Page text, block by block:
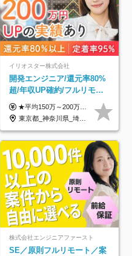
イリオスター株式会社
開発エンジニア/還元率80%
超/年収UP確約/フルリモ
OK/年休130日/平均残業7h/
約2万件の案件から選択
★平均150万～200万円年収UPを実現！ ★前職給与を100％保証！ ★案件内容の開示・明確な評価体制あり ⇒クライアント評価で即昇給を実現したケースも◎ ★年12回（毎月昇給チャンスあり） ■月給35万円～103万円 ※経験・能力・前職給与を考慮し、決定 ※上記給与には月30時間分(6万6500円以上)の固定残業代が含まれます。超過分は手当として別途支給します ※試用期間3ヶ月あり(期間中の給与・待遇面に差異はありません) ▼収入アップの実例をご紹介 ───────────── ★働き方改革をした30代男性（PG） 子どもが生まれたばかりなのに、忙しい現場で残業も月50～60時間が当たり前。 ⇒残業ほぼゼロ＆週3リモートの働き方に！しかも給与もアップ！ ★収入アップした30代男性（PM） 子供が3人いて家計も苦しく、残業代で稼ぐ日々… ⇒残業をたくさんしていた年収額より、100万円以上アップしました！
東京都_神奈川県_埼玉県_千葉県_大阪府_愛知県_北海道_青森県_岩手県_宮城県_秋田県_山形県_福島県_茨城県_栃木県_群馬県_新潟県_山梨県_長野県_富山県_石川県_福井県_静岡県_岐阜県_三重県_兵庫県_京都府_滋賀県_奈良県_和歌山県_広島県_岡山県_鳥取県_島根県_山口県_徳島県_香川県_愛媛県_高知県_福岡県_熊本県_佐賀県_長崎県_大分県_宮崎県_鹿児島県_沖縄県
株式会社エンジニアファースト
SE／原則フルリモート／案